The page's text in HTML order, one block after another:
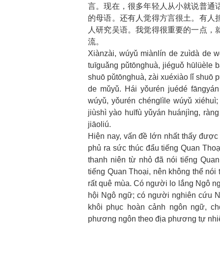
言。现在，很多年轻人从小就说普通
的母语。还有人觉得方言很土。有人
人研究吴语。我觉得很重要的一点
流。
Xiànzài, wúyǔ miànlín de zuìdà de
tuīguǎng pǔtōnghuà, jiéguǒ hūlüèle
shuō pǔtōnghuà, zài xuéxiào lǐ shuō
de mǔyǔ. Hái yǒurén juédé
wúyǔ, yǒurén chénglìle wúyǔ
jiùshì yào huīfù yǔyán huánjìng,
jiāoliú.
Hiện nay, vấn đề lớn nhất thấy
phủ ra sức thúc đẩu tiếng Quan
thanh niên từ nhỏ đã nói tiếng
tiếng Quan Thoại, nên không thể
rất quê mùa. Có người lo lắng Ngô
hội Ngô ngữ; có người nghiên cứu
khôi phục hoàn cảnh ngôn ngữ,
phương ngôn theo địa phương tự